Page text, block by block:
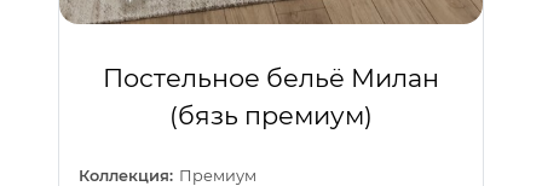
Постельное бельё Милан
(бязь премиум)
Коллекция: Премиум